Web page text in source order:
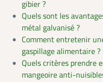
gibier ?
Quels sont les
métal galvanisé ?
Comment entretenir
gaspillage alimentaire ?
Quels critères prendre
mangeoire anti-